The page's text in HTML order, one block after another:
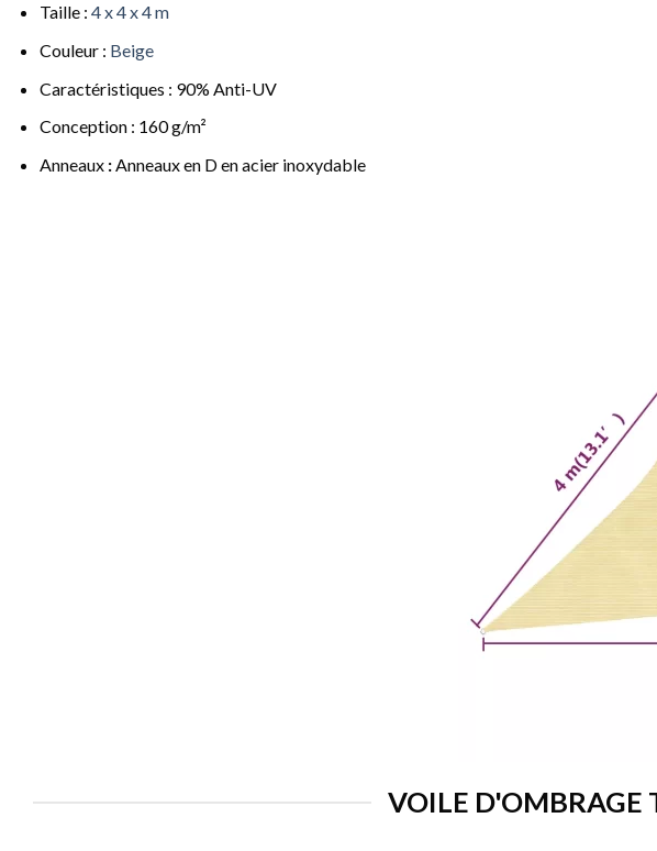
Taille : 4 x 4 x 4 m
Couleur : Beige
Caractéristiques : 90% Anti-UV
Conception : 160 g/m²
Anneaux:Anneaux en D en acier inoxydable
VOILE D'OMBRAGE